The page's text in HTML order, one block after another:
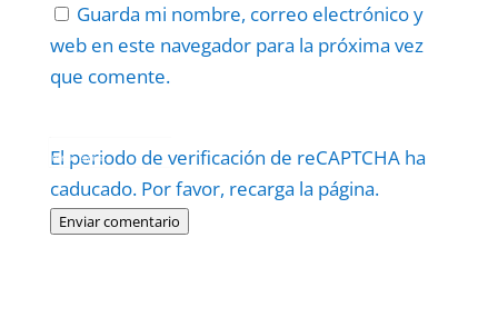
Guarda mi nombre, correo electrónico y
web en este navegador para la próxima vez
que comente.
El periodo de verificación de reCAPTCHA ha
caducado. Por favor, recarga la página.
Enviar comentario
Politica–Términos.